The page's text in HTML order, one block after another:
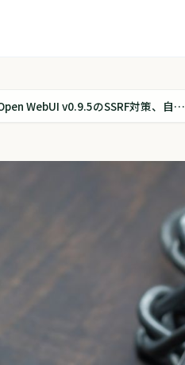
Open WebUI v0.9.5のSSRF対策、自分のコードに何が必要か